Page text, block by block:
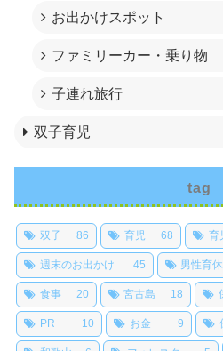
お出かけスポット
ファミリーカー・乗り物
子連れ旅行
双子育児
tag
双子 86 育児 68 育
週末のお出かけ 45 男性育休
食事 20 宮古島 18
PR 10 お金 9